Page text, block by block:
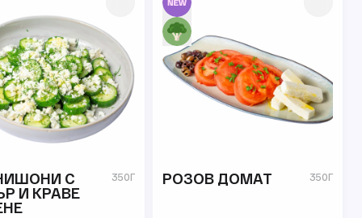
С
И КРАВЕ
350Г РОЗОВ ДОМАТ 350Г